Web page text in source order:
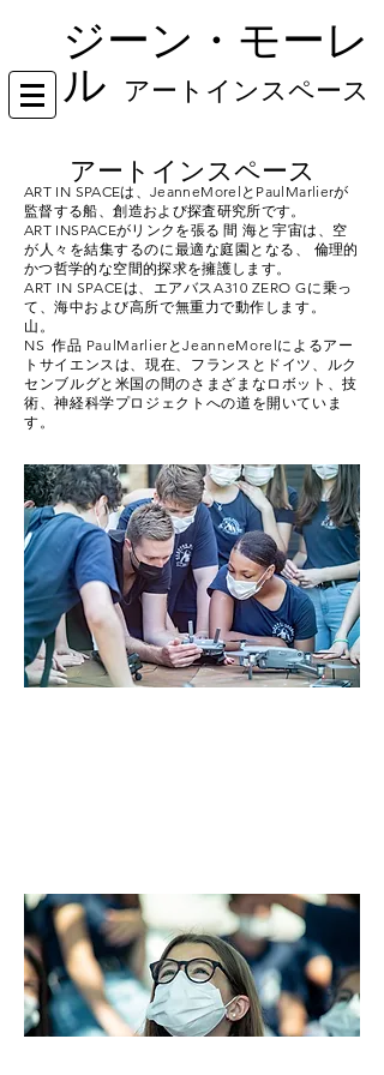
ジーン・モーレ
ル
アートインスペース
アートインスペース
ART IN SPACEは、JeanneMorelとPaulMarlierが
監督する船、創造および探査研究所です。
ART INSPACEがリンクを張る 間 海と宇宙は、空
が人々を結集するのに最適な庭園となる、
倫理的
かつ哲学的な空間的探求を擁護します。
ART IN SPACEは、エアバスA310 ZERO Gに乗っ
て、海中および高所で無重力で動作します。
山。
NS 作品 PaulMarlierとJeanneMorelによるアー
トサイエンスは、現在、フランスとドイツ、ルク
センブルグと米国の間のさまざまなロボット、技
術、神経科学プロジェクトへの道を開いていま
す。